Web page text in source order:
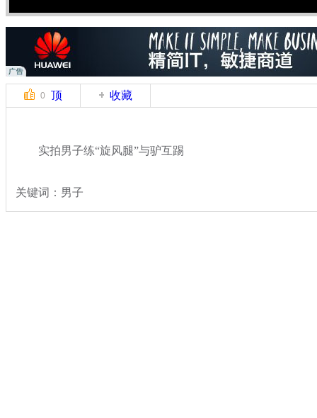
0 顶 收藏
实拍男子练“旋风腿”与驴互踢
关键词：男子